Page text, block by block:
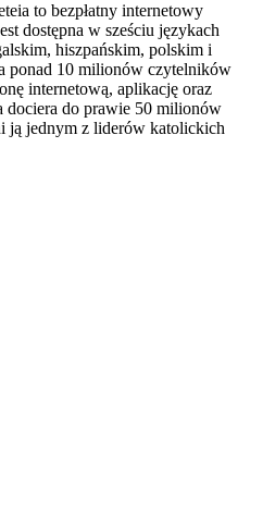
to bezpłatny internetowy
dostępna w sześciu językach
hiszpańskim, polskim i
ponad 10 milionów czytelników
internetową, aplikację oraz
dociera do prawie 50 milionów
ją jednym z liderów katolickich